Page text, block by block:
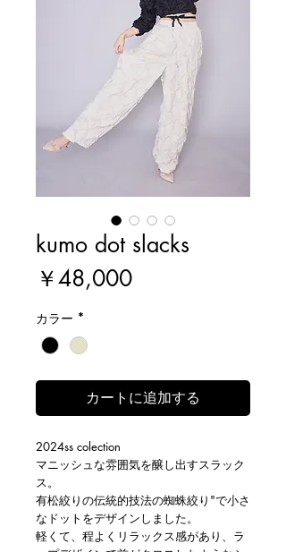
kumo dot slacks
￥48,000価
カラー *
カートに追加する
2024ss colection
マニッシュな雰囲気を醸し出すスラック
ス。
有松絞りの伝統的技法の蜘蛛絞り"で小さ
なドットをデザインしました。
軽くて、程よくリラックス感があり、ラ